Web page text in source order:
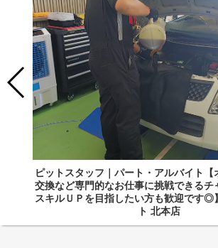
ピットスタッフ｜パート・アルバイト【
交換など専門的なお仕事に挑戦できるチ
スキルＵＰを目指したい方も歓迎です◎
ト 北本店